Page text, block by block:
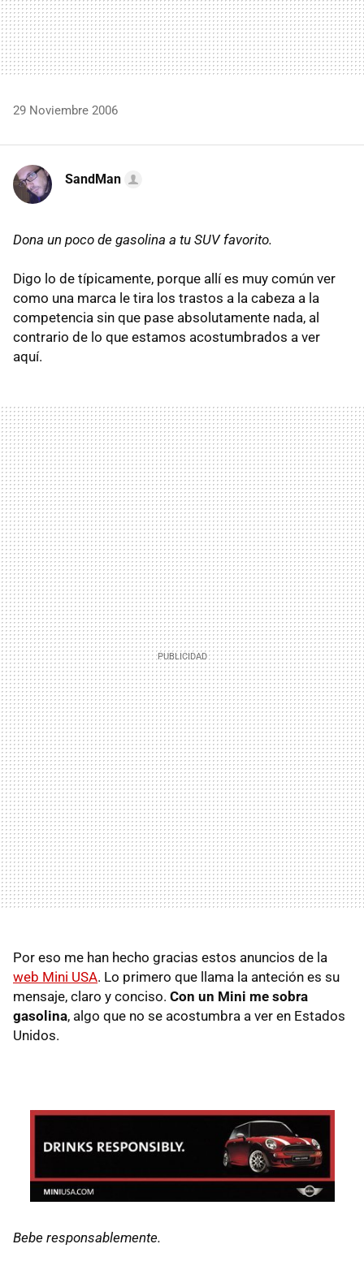
29 Noviembre 2006
SandMan
Dona un poco de gasolina a tu SUV favorito.
Digo lo de típicamente, porque allí es muy común ver
como una marca le tira los trastos a la cabeza a la
competencia sin que pase absolutamente nada, al
contrario de lo que estamos acostumbrados a ver
aquí.
Por eso me han hecho gracias estos anuncios de la
web Mini USA. Lo primero que llama la anteción es su
mensaje, claro y conciso. Con un Mini me sobra
gasolina, algo que no se acostumbra a ver en Estados
Unidos.
Bebe responsablemente.